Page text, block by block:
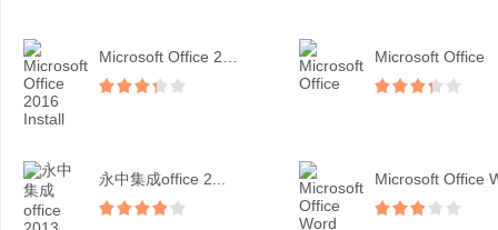
Microsoft Office 201... Microsoft Office
永中集成office 2...